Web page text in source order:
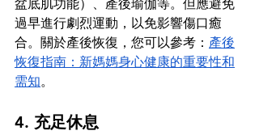
盆底肌功能）、產後瑜伽等。但應避免
過早進行劇烈運動，以免影響傷口癒
合。關於產後恢復，您可以參考： 產後
恢復指南：新媽媽身心健康的重要性和
需知。
4. 充足休息